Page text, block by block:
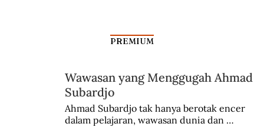
Dalam Jangkauan Radar Bung Kecil
PREMIUM
Wawasan yang Menggugah Ahmad
Subardjo
Ahmad Subardjo tak hanya berotak encer
dalam pelajaran, wawasan dunia dan